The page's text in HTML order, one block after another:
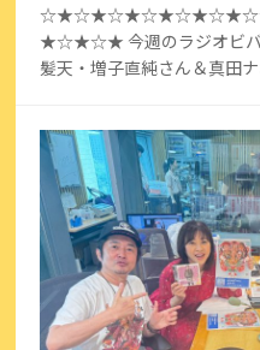
★☆★☆★ 今週のラジオビバ
髪天・増子直純さん＆真田